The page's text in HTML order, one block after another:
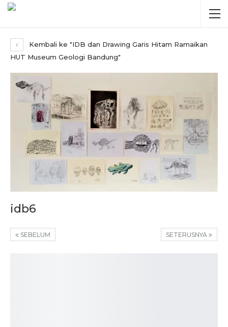
Kembali ke "IDB dan Drawing Garis Hitam Ramaikan
HUT Museum Geologi Bandung"
idb6
SETERUSNYA
SEBELUM